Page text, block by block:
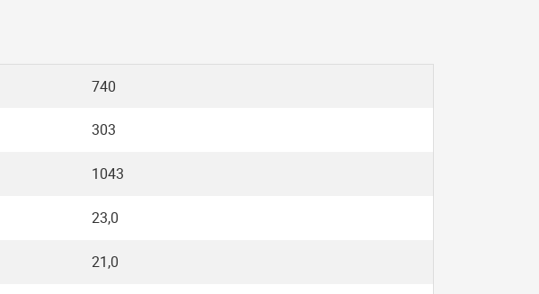
740
303
1043
23,0
21,0